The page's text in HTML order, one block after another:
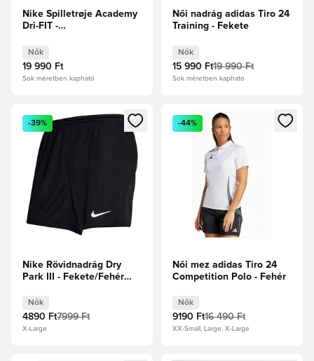
Nike Spilletrøje Academy
Dri-FIT -
Nők
19 990 Ft
Sok méretben kapható
Női nadrág adidas Tiro 24
Training - Fekete
Nők
15 990 Ft19 990 Ft
Sok méretben kapható
Megnyit egy modált a bejelentkezéshez vagy a tagként
-39%
Nike Rövidnadrág Dry
Park III - Fekete/Fehér
Nők
4890 Ft7999 Ft
X-Large
Megnyit egy modált a
-44%
Női mez adidas Tiro 24
Competition Polo - Fehér
Nők
9190 Ft16 490 Ft
XX-Small, Large, X-Large